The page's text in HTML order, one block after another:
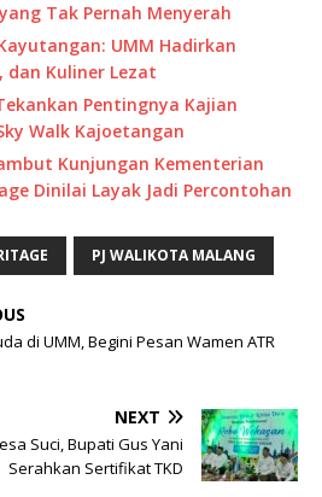
Tak Pernah Menyerah
UMM Hadirkan
dan Kuliner Lezat
Pentingnya Kajian
Walk Kajoetangan
Kunjungan Kementerian
Dinilai Layak Jadi Percontohan
PJ WALIKOTA MALANG
di UMM, Begini Pesan Wamen ATR
NEXT
Suci, Bupati Gus Yani
Serahkan Sertifikat TKD